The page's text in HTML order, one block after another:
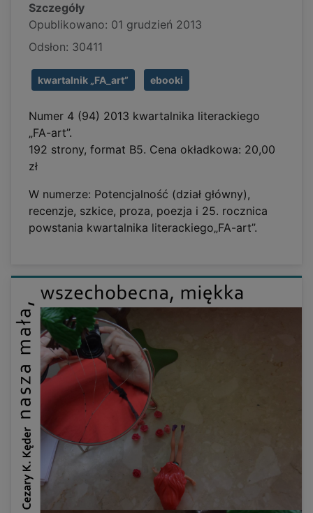
Szczegóły
Opublikowano: 01 grudzień 2013
Odsłon: 30411
kwartalnik „FA_art” ebooki
Numer 4 (94) 2013 kwartalnika literackiego
„FA-art”.
192 strony, format B5. Cena okładkowa: 20,00
zł
W numerze: Potencjalność (dział główny),
recenzje, szkice, proza, poezja i 25. rocznica
powstania kwartalnika literackiego„FA-art”.